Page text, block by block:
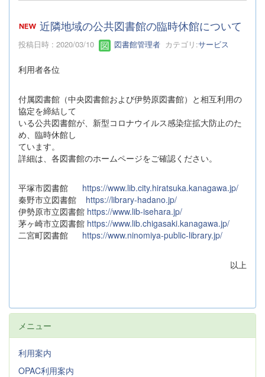
近隣地域の公共図書館の臨時休館について
投稿日時 : 2020/03/10 図書館管理者 カテゴリ:サービス
利用者各位
付属図書館（中央図書館および伊勢原図書館）と相互利用の
協定を締結して
いる公共図書館が、新型コロナウイルス感染症拡大防止のた
め、臨時休館し
ています。
詳細は、各図書館のホームページをご確認ください。
平塚市図書館 https://www.lib.city.hiratsuka.kanagawa.jp/
秦野市立図書館 https://library-hadano.jp/
伊勢原市立図書館 https://www.lib-isehara.jp/
茅ヶ崎市立図書館 https://www.lib.chigasaki.kanagawa.jp/
二宮町図書館 https://www.ninomiya-public-library.jp/
以上
メニュー
利用案内
OPAC利用案内